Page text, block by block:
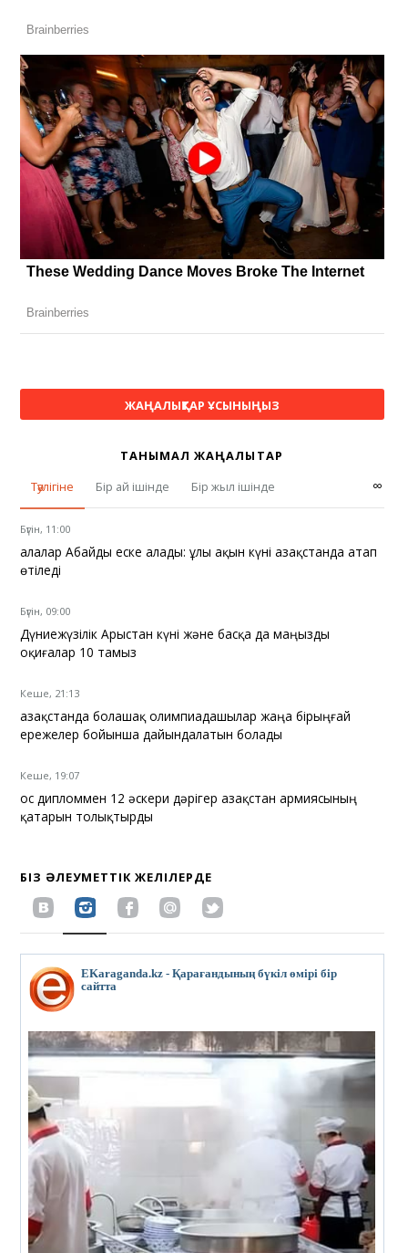
ЖАҢАЛЫҚТАР ҰСЫНЫҢЫЗ
ТАНЫМАЛ ЖАҢАЛЫҚТАР
Тәулігіне
Бір ай ішінде Бір жыл ішінде ∞
Бүгін, 11:00
Қалалар Абайды еске алады: ұлы ақын күні Қазақстанда атап
өтіледі
Бүгін, 09:00
Дүниежүзілік Арыстан күні және басқа да маңызды
оқиғалар 10 тамыз
Кеше, 21:13
Қазақстанда болашақ олимпиадашылар жаңа бірыңғай
ережелер бойынша дайындалатын болады
Кеше, 19:07
Қос дипломмен 12 әскери дәрігер Қазақстан армиясының
қатарын толықтырды
БІЗ ӘЛЕУМЕТТІК ЖЕЛІЛЕРДЕ
EKaraganda.kz - Қарағандының бүкіл өмірі бір
сайтта